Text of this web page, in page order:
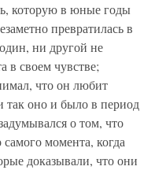
которую в юные годы
превратилась в
ни другой не
в своем чувстве;
что он любит
так оно и было в период
о том, что
момента, когда
доказывали, что они